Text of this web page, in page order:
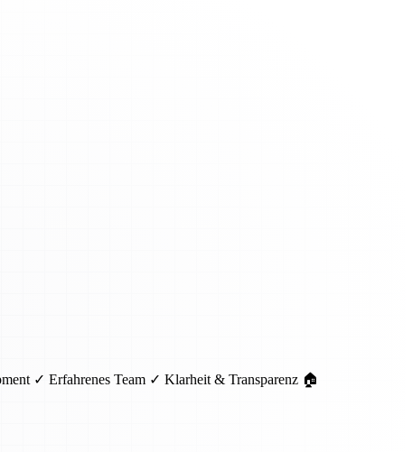
✓ Erfahrenes Team ✓ Klarheit & Transparenz 🏠